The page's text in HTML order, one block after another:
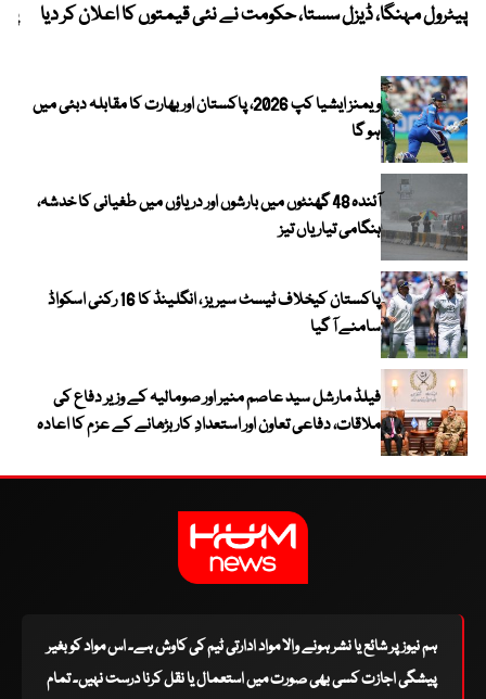
پیٹرول مہنگا، ڈیزل سستا، حکومت نے نئی قیمتوں کا اعلان کر دیا
ویمنز ایشیا کپ 2026، پاکستان اور بھارت کا مقابلہ دبئی میں
ہو گا
آئندہ 48 گھنٹوں میں بارشوں اور دریاؤں میں طغیانی کا خدشہ،
ہنگامی تیاریاں تیز
پاکستان کیخلاف ٹیسٹ سیریز ، انگلینڈ کا 16 رکنی اسکواڈ
سامنے آ گیا
فیلڈ مارشل سید عاصم منیر اور صومالیہ کے وزیر دفاع کی
ملاقات، دفاعی تعاون اور استعدادِ کار بڑھانے کے عزم کا اعادہ
ہم نیوز پر شائع یا نشر ہونے والا مواد ادارتی ٹیم کی کاوش ہے۔ اس مواد کو بغیر
پیشگی اجازت کسی بھی صورت میں استعمال یا نقل کرنا درست نہیں۔ تمام